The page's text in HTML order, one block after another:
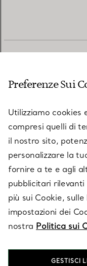
SU TIFFANY & CO.
LEGALE
SEGUICI
Preferenze Sui
Utilizziamo cookies
compresi quelli di
il nostro sito,
personalizzare la
fornire a te e agli
pubblicitari rilevanti
più sui Cookie,
impostazioni dei
nostra Politica sui
GESTISCI